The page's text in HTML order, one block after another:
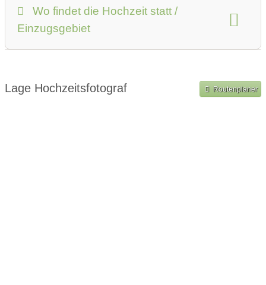
Einzugsgebiet
Lage Hochzeitsfotograf Routenplaner